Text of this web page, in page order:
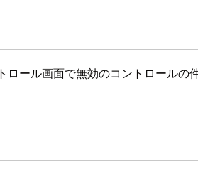
ール画面で無効のコントロールの